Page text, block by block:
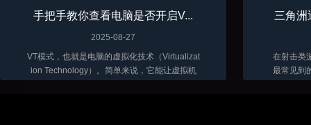
手把手教你查看电脑是否开启V...
2025-08-27
VT模式，也就是电脑的虚拟化技术（Virtualizat
ion Technology）。简单来说，它能让虚拟机
三角洲
在射击类
最常见到